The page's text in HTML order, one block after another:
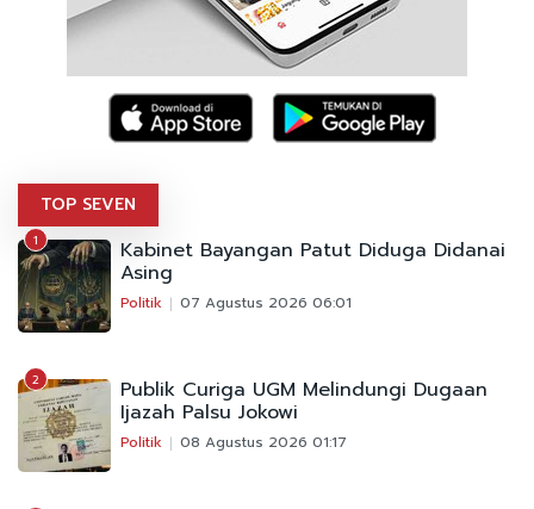
TOP SEVEN
1 Kabinet Bayangan Patut Diduga Didanai
Asing
Politik 07 Agustus 2026 06:01
2 Publik Curiga UGM Melindungi Dugaan
Ijazah Palsu Jokowi
Politik 08 Agustus 2026 01:17